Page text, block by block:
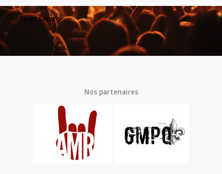
Nous Suivre
Nos partenaires